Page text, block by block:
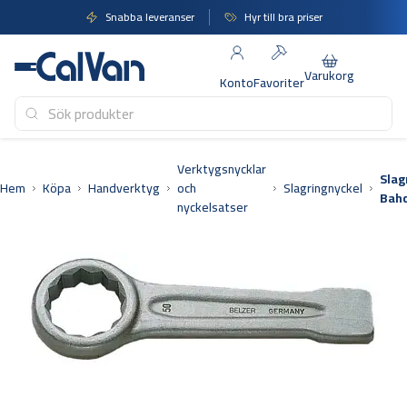
till
innehåll
Snabba leveranser Hyr till bra priser
KontoFavoriterVarukorg
Hem Köpa Handverktyg
Verktygsnycklar
och
nyckelsatser
Slagringnyckel